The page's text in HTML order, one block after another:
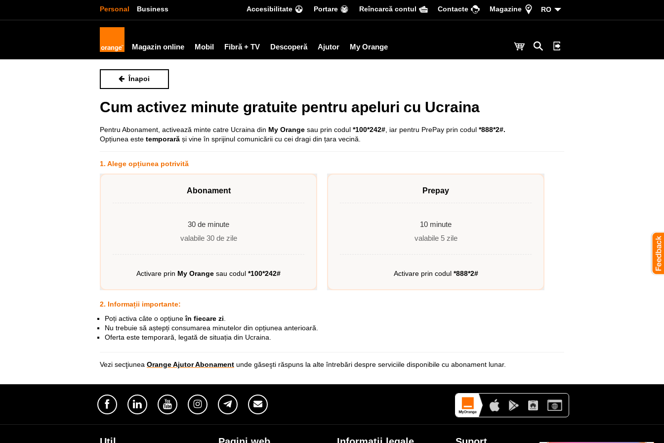
Personal Business Accesibilitate Portare Reîncarcă contul Сontacte Magazine RO
Magazin online Mobil Fibră + TV Descoperă Ajutor My Orange
Înapoi
Cum activez minute gratuite pentru apeluri cu Ucraina
Pentru Abonament, activează minte catre Ucraina din My Orange sau prin codul *100*242# , iar pentru PrePay prin codul *888*2#.
Opțiunea este temporară și vine în sprijinul comunicării cu cei dragi din țara vecină.
1. Alege opțiunea potrivită
Abonament
30 de minute
valabile 30 de zile
Activare prin My Orange sau codul *100*242#
Prepay
10 minute
valabile 5 zile
Activare prin codul *888*2#
2. Informații importante:
Poți activa câte o opțiuneîn fiecare zi
Nu trebuie să aștepți consumarea minutelor din opțiunea anterioară.
Oferta este temporară, legată de situația din Ucraina.
Vezi secţiunea Orange Ajutor Abonament unde găseşti răspuns la alte întrebări despre serviciile disponibile cu abonament lunar.